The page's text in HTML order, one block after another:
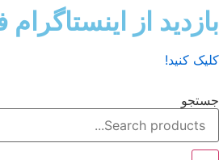
پرش
به
بازدید از اینستاگرام
کلیک کنید!
جستجو